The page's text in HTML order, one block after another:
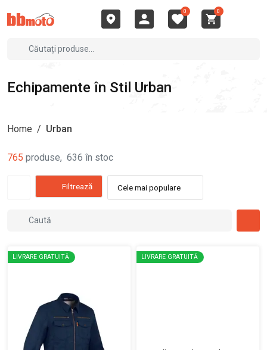
0 0
Echipamente în Stil Urban
Home / Urban
765 produse, 636 în stoc
Filtrează Cele mai populare
LIVRARE GRATUITĂ LIVRARE GRATUITĂ